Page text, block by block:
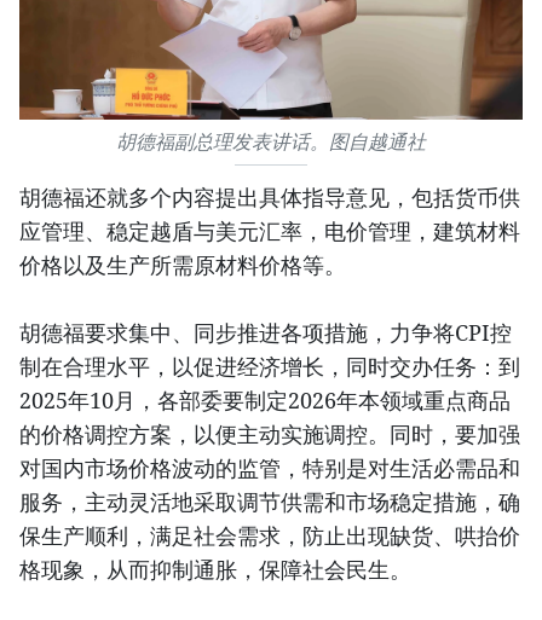
胡德福副总理发表讲话。图自越通社
胡德福还就多个内容提出具体指导意见，包括货币供
应管理、稳定越盾与美元汇率，电价管理，建筑材料
价格以及生产所需原材料价格等。
胡德福要求集中、同步推进各项措施，力争将CPI控
制在合理水平，以促进经济增长，同时交办任务：到
2025年10月，各部委要制定2026年本领域重点商品
的价格调控方案，以便主动实施调控。同时，要加强
对国内市场价格波动的监管，特别是对生活必需品和
服务，主动灵活地采取调节供需和市场稳定措施，确
保生产顺利，满足社会需求，防止出现缺货、哄抬价
格现象，从而抑制通胀，保障社会民生。